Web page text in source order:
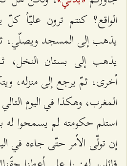
الواقع؟ كنتم ترون عليّاً
يذهب إلى المسجد ويصلّي،
يذهب إلى بستان
أخرى، ثمّ يرجع إلى منزله،
المغرب، وهكذا في اليوم
استلم حكومته لم يسمحوا له
إن تولّى الأمر حتّى جاءه في